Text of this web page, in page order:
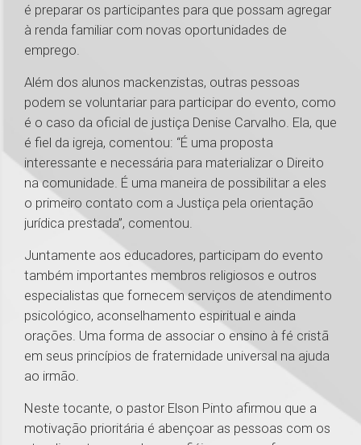
é preparar os participantes para que possam agregar
à renda familiar com novas oportunidades de
emprego.
Além dos alunos mackenzistas, outras pessoas
podem se voluntariar para participar do evento, como
é o caso da oficial de justiça Denise Carvalho. Ela, que
é fiel da igreja, comentou: “É uma proposta
interessante e necessária para materializar o Direito
na comunidade. É uma maneira de possibilitar a eles
o primeiro contato com a Justiça pela orientação
jurídica prestada”, comentou.
Juntamente aos educadores, participam do evento
também importantes membros religiosos e outros
especialistas que fornecem serviços de atendimento
psicológico, aconselhamento espiritual e ainda
orações. Uma forma de associar o ensino à fé cristã
em seus princípios de fraternidade universal na ajuda
ao irmão.
Neste tocante, o pastor Elson Pinto afirmou que a
motivação prioritária é abençoar as pessoas com os